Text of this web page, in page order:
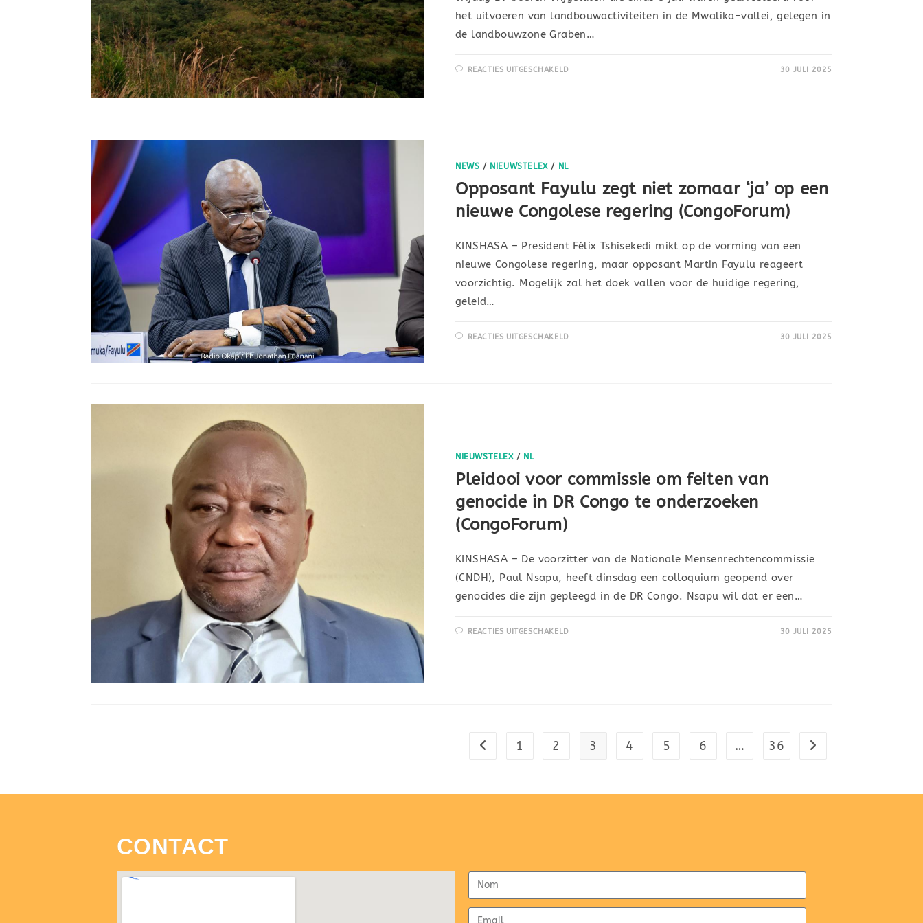
het uitvoeren van landbouwactiviteiten in de Mwalika-vallei, gelegen in
de landbouwzone Graben…
REACTIES UITGESCHAKELD 30 JULI 2025
NEWS / NIEUWSTELEX/ NL
Opposant Fayulu zegt niet zomaar ‘ja’ op een
nieuwe Congolese regering (CongoForum)
KINSHASA – President Félix Tshisekedi mikt op de vorming van een
nieuwe Congolese regering, maar opposant Martin Fayulu reageert
voorzichtig. Mogelijk zal het doek vallen voor de huidige regering,
geleid…
REACTIES UITGESCHAKELD 30 JULI 2025
NIEUWSTELEX/ NL
Pleidooi voor commissie om feiten van
genocide in DR Congo te onderzoeken
(CongoForum)
KINSHASA – De voorzitter van de Nationale Mensenrechtencommissie
(CNDH), Paul Nsapu, heeft dinsdag een colloquium geopend over
genocides die zijn gepleegd in de DR Congo. Nsapu wil dat er een…
REACTIES UITGESCHAKELD 30 JULI 2025
1 2 3 4 5 6 … 36
CONTACT